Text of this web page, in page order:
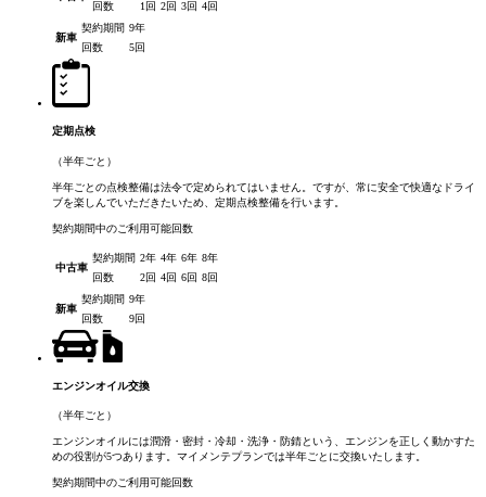
回数
1回 2回 3回 4回
新車
契約期間 9年
回数
5回
定期点検
（半年ごと）
半年ごとの点検整備は法令で定められてはいません。ですが、常に安全で快適なドライ
ブを楽しんでいただきたいため、定期点検整備を行います。
契約期間中のご利用可能回数
中古車
契約期間 2年 4年 6年 8年
回数
2回 4回 6回 8回
新車
契約期間 9年
回数
9回
エンジンオイル交換
（半年ごと）
エンジンオイルには潤滑・密封・冷却・洗浄・防錆という、エンジンを正しく動かすた
めの役割が5つあります。マイメンテプランでは半年ごとに交換いたします。
契約期間中のご利用可能回数